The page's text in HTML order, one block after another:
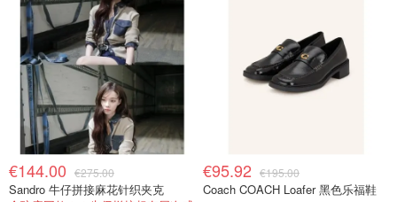
€144.00 €275.00
Sandro 牛仔拼接麻花针织夹克
€95.92 €195.00
Coach COACH Loafer 黑色乐福鞋